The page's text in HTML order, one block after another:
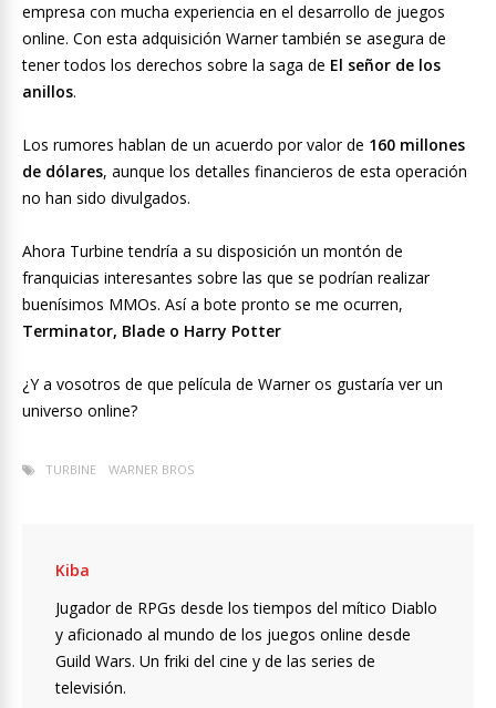
empresa con mucha experiencia en el desarrollo de juegos
online. Con esta adquisición Warner también se asegura de
tener todos los derechos sobre la saga de El señor de los
anillos.
Los rumores hablan de un acuerdo por valor de 160 millones
de dólares, aunque los detalles financieros de esta operación
no han sido divulgados.
Ahora Turbine tendría a su disposición un montón de
franquicias interesantes sobre las que se podrían realizar
buenísimos MMOs. Así a bote pronto se me ocurren,
Terminator, Blade o Harry Potter
¿Y a vosotros de que película de Warner os gustaría ver un
universo online?
TURBINE WARNER BROS
Kiba
Jugador de RPGs desde los tiempos del mítico Diablo
y aficionado al mundo de los juegos online desde
Guild Wars. Un friki del cine y de las series de
televisión.